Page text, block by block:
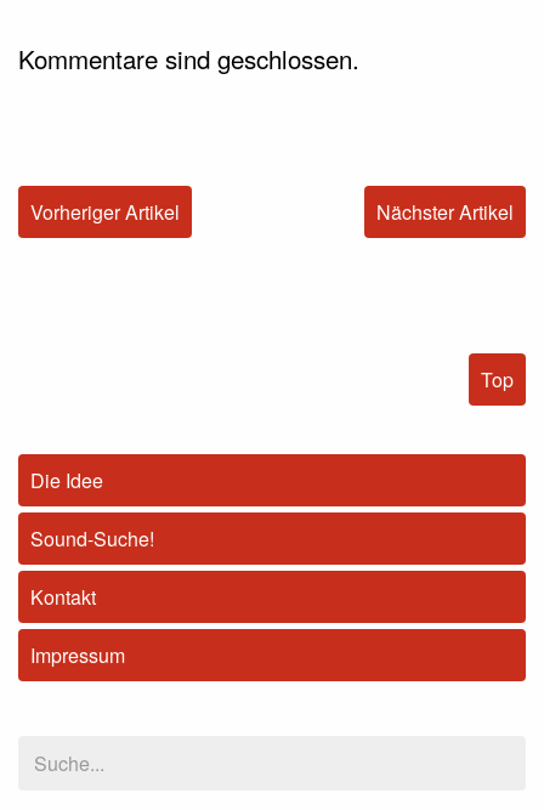
Kommentare sind geschlossen.
Nächster Artikel
Vorheriger Artikel
Top
Die Idee
Sound-Suche!
Kontakt
Impressum